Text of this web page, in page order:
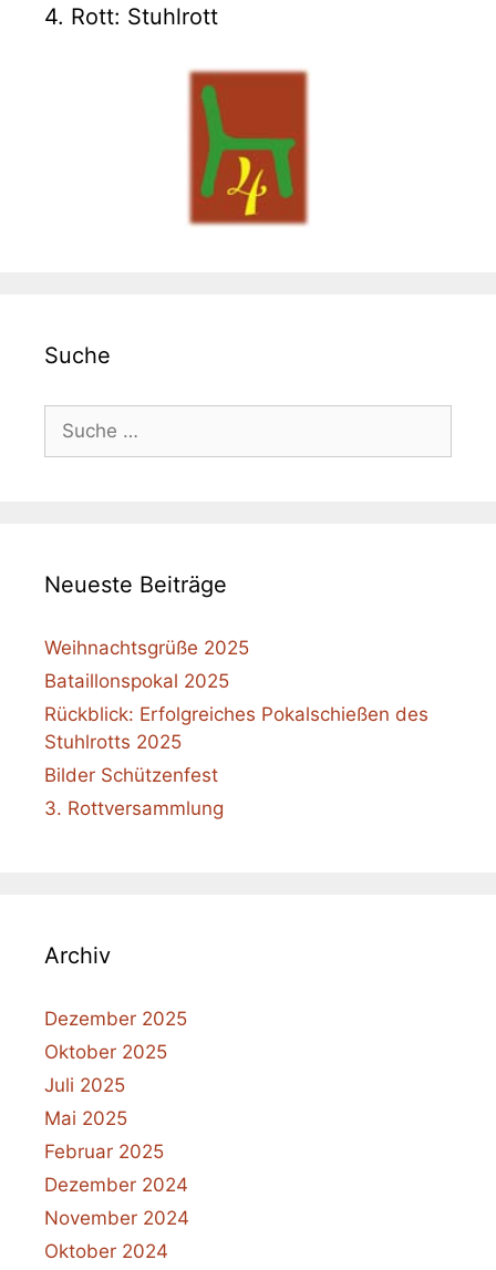
4. Rott: Stuhlrott
Suche
nach:
Neueste Beiträge
Weihnachtsgrüße 2025
Bataillonspokal 2025
Rückblick: Erfolgreiches Pokalschießen des
Stuhlrotts 2025
Bilder Schützenfest
3. Rottversammlung
Archiv
Dezember 2025
Oktober 2025
Juli 2025
Mai 2025
Februar 2025
Dezember 2024
November 2024
Oktober 2024